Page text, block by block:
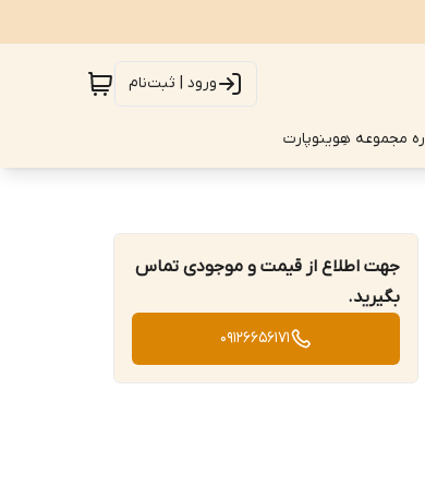
ورود | ثبت‌نام
مجموعه هِوینوپارت
جهت اطلاع از قیمت و موجودی تماس
بگیرید.
09126656171